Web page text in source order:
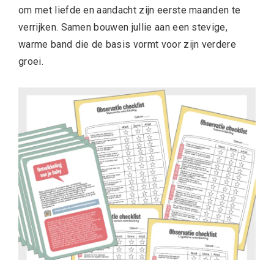
om met liefde en aandacht zijn eerste maanden te
verrijken. Samen bouwen jullie aan een stevige,
warme band die de basis vormt voor zijn verdere
groei.